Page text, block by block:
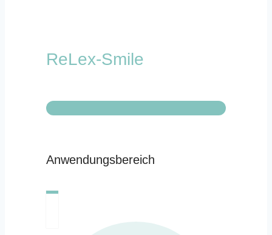
ReLex-Smile
Anwendungsbereich